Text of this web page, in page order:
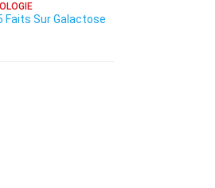
Faits Sur Galactose